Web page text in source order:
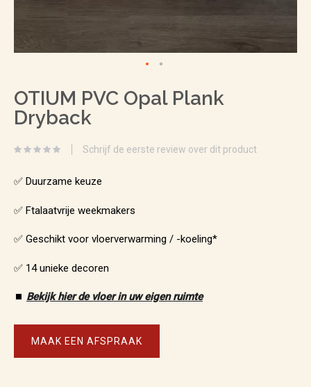
naar
het
de
OTIUM PVC Opal Plank
Dryback
Schrijf de eerste review over dit product
✅ Duurzame keuze
✅ Ftalaatvrije weekmakers
✅ Geschikt voor vloerverwarming / -koeling*
✅ 14 unieke decoren
⏹️ Bekijk hier de vloer in uw eigen ruimte
MAAK EEN AFSPRAAK